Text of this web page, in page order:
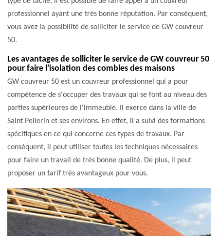
professionnel ayant une très bonne réputation. Par conséquent,
vous avez la possibilité de solliciter le service de GW couvreur
50.
Les avantages de solliciter le service de GW couvreur 50
pour faire l'isolation des combles des maisons
GW couvreur 50 est un couvreur professionnel qui a pour
compétence de s'occuper des travaux qui se font au niveau des
parties supérieures de l'immeuble. Il exerce dans la ville de
Saint Pellerin et ses environs. En effet, il a suivi des formations
spécifiques en ce qui concerne ces types de travaux. Par
conséquent, il peut utiliser toutes les techniques nécessaires
pour faire un travail de très bonne qualité. De plus, il peut
proposer un tarif très avantageux pour vous.